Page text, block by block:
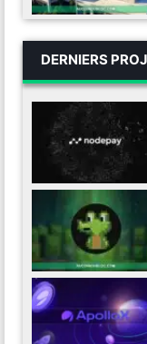
DERNIERS